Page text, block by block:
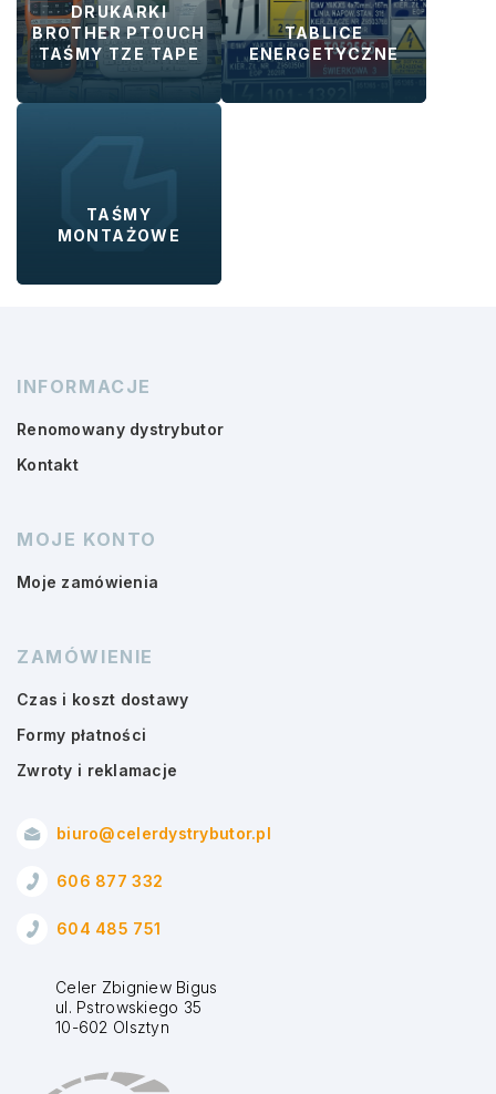
DRUKARKI
BROTHER PTOUCH
TAŚMY TZE TAPE
TABLICE
ENERGETYCZNE
TAŚMY
MONTAŻOWE
INFORMACJE
Renomowany dystrybutor
Kontakt
MOJE KONTO
Moje zamówienia
ZAMÓWIENIE
Czas i koszt dostawy
Formy płatności
Zwroty i reklamacje
biuro@celerdystrybutor.pl
606 877 332
604 485 751
Celer Zbigniew Bigus
ul. Pstrowskiego 35
10-602 Olsztyn